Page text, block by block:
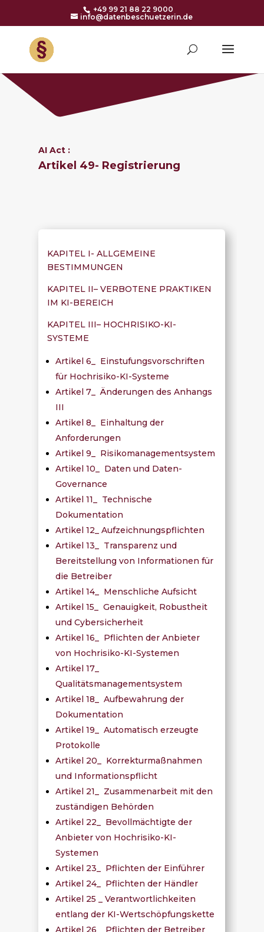
+49 99 21 88 22 9000
info@datenbeschuetzerin.de
AI Act :
Artikel 49- Registrierung
KAPITEL I- ALLGEMEINE
BESTIMMUNGEN
KAPITEL II– VERBOTENE PRAKTIKEN
IM KI-BEREICH
KAPITEL III– HOCHRISIKO-KI-
SYSTEME
Artikel 6_ Einstufungsvorschriften
für Hochrisiko-KI-Systeme
Artikel 7_ Änderungen des Anhangs
III
Artikel 8_ Einhaltung der
Anforderungen
Artikel 9_ Risikomanagementsystem
Artikel 10_ Daten und Daten-
Governance
Artikel 11_ Technische
Dokumentation
Artikel 12_ Aufzeichnungspflichten
Artikel 13_ Transparenz und
Bereitstellung von Informationen für
die Betreiber
Artikel 14_ Menschliche Aufsicht
Artikel 15_ Genauigkeit, Robustheit
und Cybersicherheit
Artikel 16_ Pflichten der Anbieter
von Hochrisiko-KI-Systemen
Artikel 17_
Qualitätsmanagementsystem
Artikel 18_ Aufbewahrung der
Dokumentation
Artikel 19_ Automatisch erzeugte
Protokolle
Artikel 20_ Korrekturmaßnahmen
und Informationspflicht
Artikel 21_ Zusammenarbeit mit den
zuständigen Behörden
Artikel 22_ Bevollmächtigte der
Anbieter von Hochrisiko-KI-
Systemen
Artikel 23_ Pflichten der Einführer
Artikel 24_ Pflichten der Händler
Artikel 25 _ Verantwortlichkeiten
entlang der KI-Wertschöpfungskette
Artikel 26 _ Pflichten der Betreiber